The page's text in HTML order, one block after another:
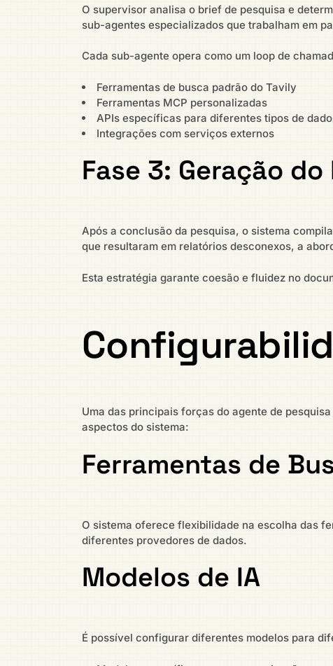
O supervisor analisa o brief de pesquisa e
sub-agentes especializados que trabalham em
Cada sub-agente opera como um loop de
Ferramentas de busca padrão do Tavily
Ferramentas MCP personalizadas
APIs específicas para diferentes tipos de
Integrações com serviços externos
Fase 3: Geração
Após a conclusão da pesquisa, o sistema
que resultaram em relatórios desconexos, a
Esta estratégia garante coesão e fluidez no
Uma das principais forças do agente de
aspectos do sistema:
Ferramentas de
O sistema oferece flexibilidade na escolha das
diferentes provedores de dados.
Modelos de IA
É possível configurar diferentes modelos para